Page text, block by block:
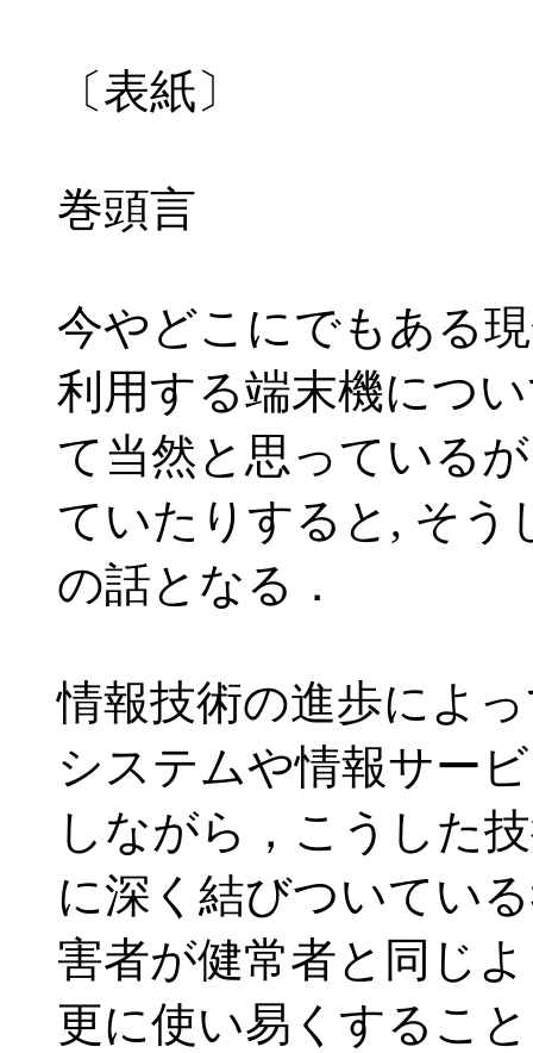
〔表紙〕
巻頭言
今やどこにでもある
利用する端末機につ
て当然と思っている
ていたりすると, そう
の話となる．
情報技術の進歩によ
システムや情報サー
しながら，こうした
に深く結びついてい
害者が健常者と同じ
更に使い易くするこ